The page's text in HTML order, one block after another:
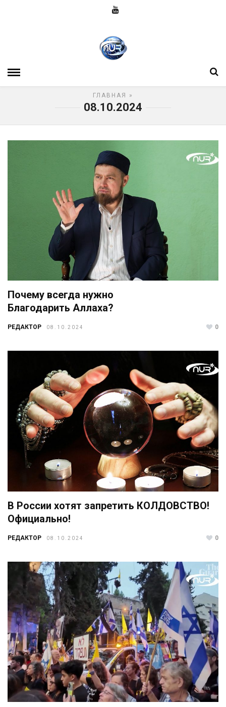
ГЛАВНАЯ »
08.10.2024
Почему всегда нужно
Благодарить Аллаха?
РЕДАКТОР 08.10.2024 0
В России хотят запретить КОЛДОВСТВО!
Официально!
РЕДАКТОР 08.10.2024 0